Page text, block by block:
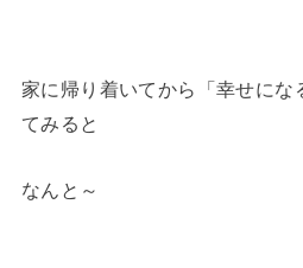
家に帰り着いてから「幸せにな
てみると
なんと～